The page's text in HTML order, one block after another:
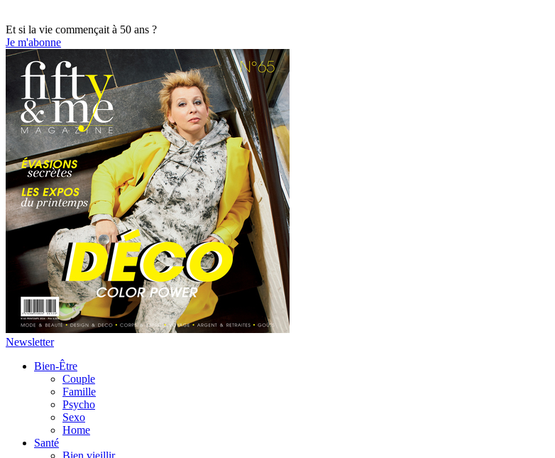
Et si la vie commençait à 50 ans ?
Je m'abonne
Newsletter
Bien-Être
Couple
Famille
Psycho
Sexo
Home
Santé
Bien vieillir